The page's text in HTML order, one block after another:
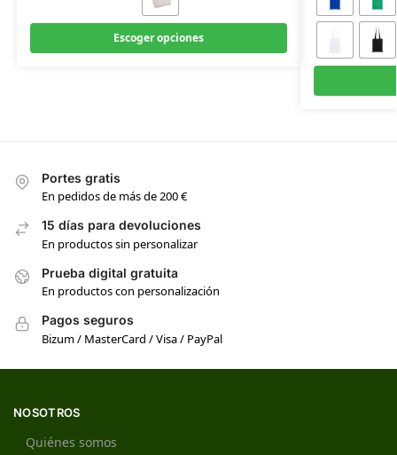
Escoger opciones
Portes gratis
En pedidos de más de 200 €
15 días para devoluciones
En productos sin personalizar
Prueba digital gratuita
En productos con personalización
Pagos seguros
Bizum / MasterCard / Visa / PayPal
NOSOTROS
Quiénes somos